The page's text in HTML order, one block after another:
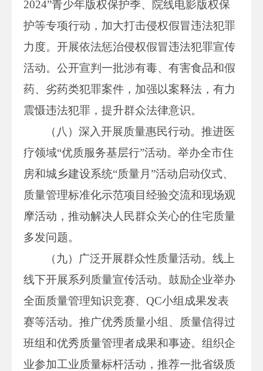
2024”青少年版权保护季、院线电影版权保
护等专项行动，加大打击侵权假冒违法犯罪
力度。开展依法惩治侵权假冒违法犯罪宣传
活动。公开宣判一批涉有毒、有害食品和假
药、劣药类犯罪案件，加强以案释法，有力
震慑违法犯罪，提升群众法律意识。
（八）深入开展质量惠民行动。推进医
疗领域“优质服务基层行”活动。举办全市住
房和城乡建设系统“质量月”活动启动仪式、
质量管理标准化示范项目经验交流和现场观
摩活动，推动解决人民群众关心的住宅质量
多发问题。
（九）广泛开展群众性质量活动。线上
线下开展系列质量宣传活动。鼓励企业举办
全面质量管理知识竞赛、QC小组成果发表
赛等活动。推广优秀质量小组、质量信得过
班组和优秀质量管理者成果和事迹。组织企
业参加工业质量标杆活动，推荐一批省级质